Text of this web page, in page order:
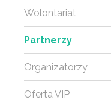
Wolontariat
Partnerzy
Organizatorzy
Oferta VIP